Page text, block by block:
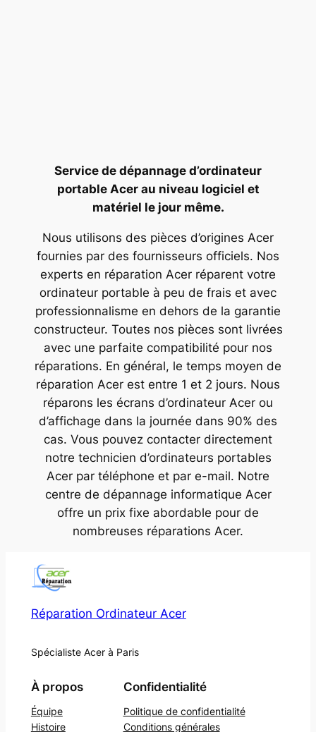
Service de dépannage d’ordinateur
portable Acer au niveau logiciel et
matériel le jour même.
Nous utilisons des pièces d’origines Acer
fournies par des fournisseurs officiels. Nos
experts en réparation Acer réparent votre
ordinateur portable à peu de frais et avec
professionnalisme en dehors de la garantie
constructeur. Toutes nos pièces sont livrées
avec une parfaite compatibilité pour nos
réparations. En général, le temps moyen de
réparation Acer est entre 1 et 2 jours. Nous
réparons les écrans d’ordinateur Acer ou
d’affichage dans la journée dans 90% des
cas. Vous pouvez contacter directement
notre technicien d’ordinateurs portables
Acer par téléphone et par e-mail. Notre
centre de dépannage informatique Acer
offre un prix fixe abordable pour de
nombreuses réparations Acer.
Réparation Ordinateur Acer
Spécialiste Acer à Paris
À propos
Équipe
Histoire
Confidentialité
Politique de confidentialité
Conditions générales